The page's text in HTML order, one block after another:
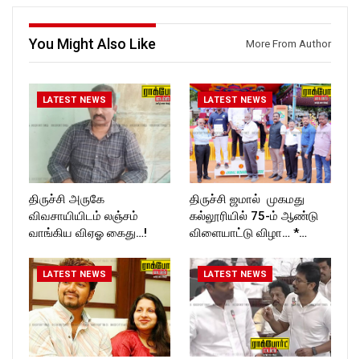
T_TIMES
Follow us on:
https://twitter.com/ROCKFOR
You Might Also Like More From Author
LATEST NEWS
திருச்சி அருகே
விவசாயியிடம் லஞ்சம்
வாங்கிய விஏஓ கைது…!
LATEST NEWS
திருச்சி ஜமால் முகமது
கல்லூரியில் 75-ம் ஆண்டு
விளையாட்டு விழா… *…
LATEST NEWS LATEST NEWS